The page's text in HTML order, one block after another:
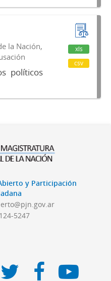
la Nación,
políticos
xls
csv
y Participación
5247